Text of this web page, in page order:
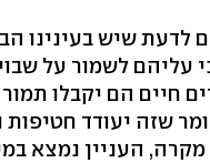
לדעת שיש בעינינו
עליהם לשמור על
חיים הם יקבלו
שזה יעודד חטיפות
מקרה, העניין נמצא